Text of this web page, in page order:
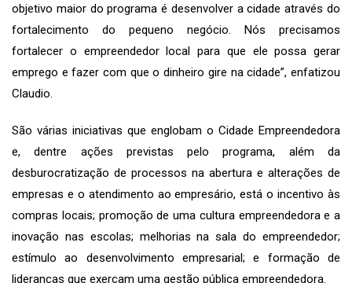
objetivo maior do programa é desenvolver a cidade através do
fortalecimento do pequeno negócio. Nós precisamos
fortalecer o empreendedor local para que ele possa gerar
emprego e fazer com que o dinheiro gire na cidade”, enfatizou
Claudio.
São várias iniciativas que englobam o Cidade Empreendedora
e, dentre ações previstas pelo programa, além da
desburocratização de processos na abertura e alterações de
empresas e o atendimento ao empresário, está o incentivo às
compras locais; promoção de uma cultura empreendedora e a
inovação nas escolas; melhorias na sala do empreendedor;
estímulo ao desenvolvimento empresarial; e formação de
lideranças que exerçam uma gestão pública empreendedora.